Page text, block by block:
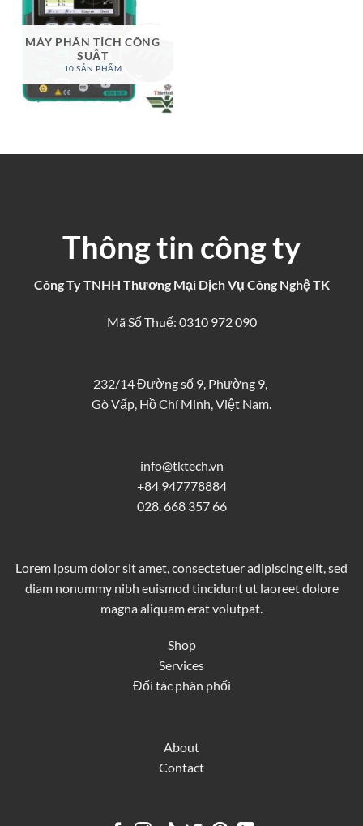
MÁY PHÂN TÍCH CÔNG
SUẤT
10 SẢN PHẨM
Thông tin công ty
Công Ty TNHH Thương Mại Dịch Vụ Công Nghệ TK
Mã Số Thuế: 0310 972 090
232/14 Đường số 9, Phường 9,
Gò Vấp, Hồ Chí Minh, Việt Nam.
info@tktech.vn
+84 947778884
028. 668 357 66
Lorem ipsum dolor sit amet, consectetuer adipiscing elit, sed
diam nonummy nibh euismod tincidunt ut laoreet dolore
magna aliquam erat volutpat.
Shop
Services
Đối tác phân phối
About
Contact